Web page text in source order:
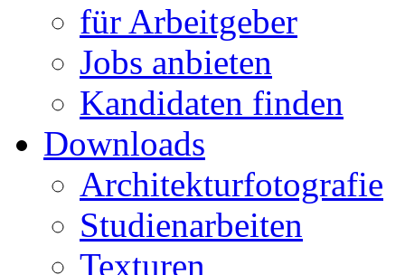
für Arbeitgeber
Jobs anbieten
Kandidaten finden
Downloads
Architekturfotografie
Studienarbeiten
Texturen